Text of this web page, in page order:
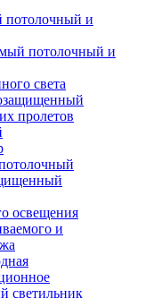
потолочный и
потолочный и
света
пролетов
освещения
и
светильник